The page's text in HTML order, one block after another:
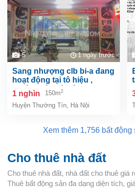
5 1 ngày trước
sang nhượng clb bi-a đang
hoạt động tại tô hiệu ,
thường tín, hà nội
1 nghìn 150m2
Huyện Thường Tín Hà Nội
bán
Xem thêm 1,756 bất động
Cho thuê nhà đất
Cho thuê nhà đất, nhà đất cho thuê giá
Thuê bất động sản đa dạng diện tích,